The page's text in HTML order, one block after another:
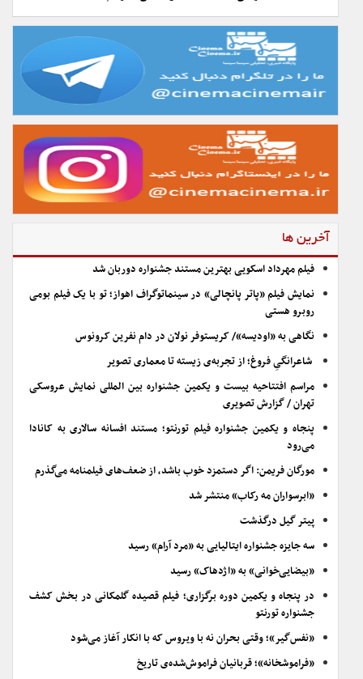
آخرین ها
فیلم مهرداد اسکویی بهترین مستند جشنواره دوربان شد
نمایش فیلم «پاتر پانچالی» در سینماتوگراف اهواز؛ تو با یک فیلم بومی
روبرو هستی
نگاهی به «اودیسه»/ کریستوفر نولان در دام نفرین کرونوس
شاعرانگیِ فروغ؛ از تجربه‌ی زیسته تا معماری تصویر
مراسم افتتاحیه بیست و یکمین جشنواره بین المللی نمایش عروسکی
تهران / گزارش تصویری
پنجاه و یکمین جشنواره فیلم تورنتو؛ مستند افسانه سالاری به کانادا
می‌رود
مورگان فریمن: اگر دستمزد خوب باشد، از ضعف‌های فیلمنامه می‌گذرم
«ابرسواران مه رکاب» منتشر شد
پیتر گیل درگذشت
سه جایزه جشنواره ایتالیایی به «مرد آرام» رسید
«بیضایی‌خوانی» به «اژدهاک» رسید
در پنجاه و یکمین دوره برگزاری؛ فیلم قصیده گلمکانی در بخش کشف
جشنواره تورنتو
«نفس‌گیر»؛ وقتی بحران نه با ویروس که با انکار آغاز می‌شود
«فراموشخانه»؛ قربانیان فراموش‌شده‌ی تاریخ